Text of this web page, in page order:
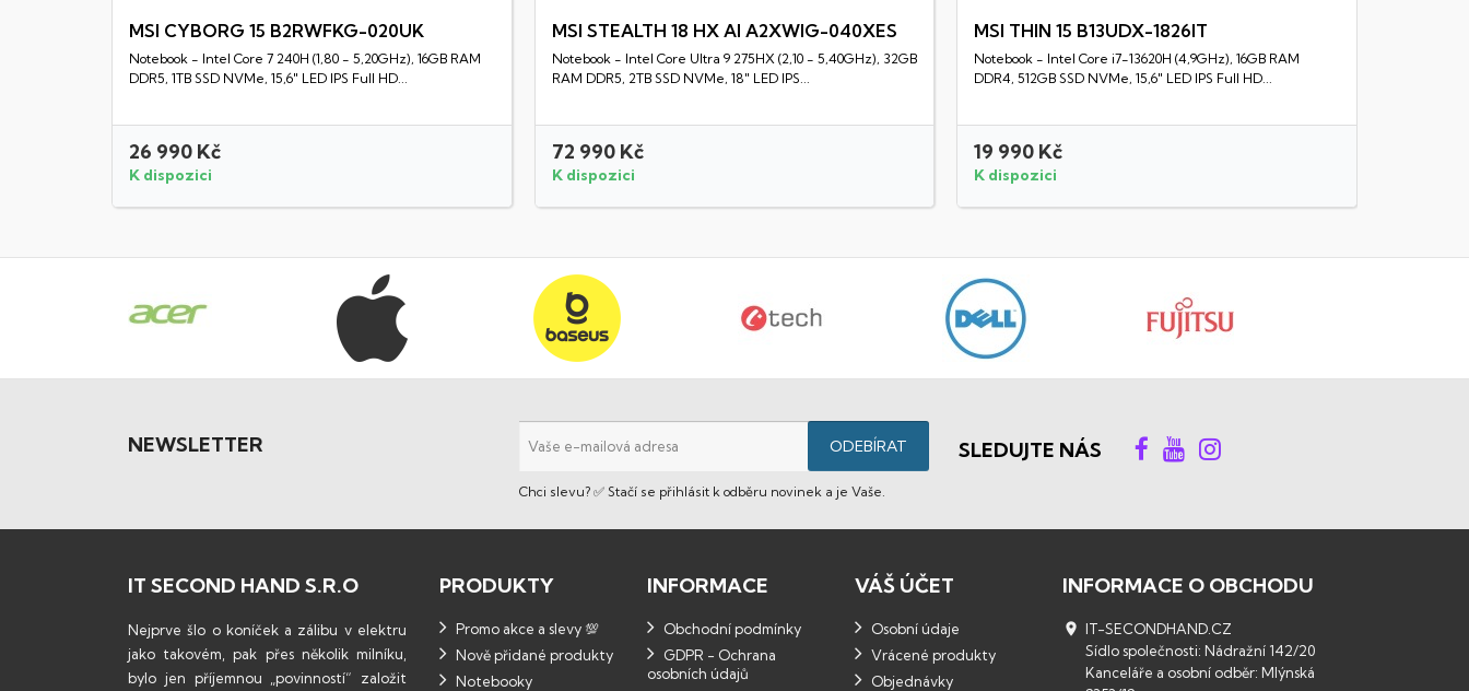
Rychlý náhled
MSI CYBORG 15 B2RWFKG-020UK
Notebook - Intel Core 7 240H (1,80 - 5,20GHz), 16GB RAM
DDR5, 1TB SSD NVMe, 15,6" LED IPS Full HD...
26 990 Kč
K dispozici
Rychlý náhled
MSI STEALTH 18 HX AI A2XWIG-040XES
Notebook - Intel Core Ultra 9 275HX (2,10 - 5,40GHz), 32GB
RAM DDR5, 2TB SSD NVMe, 18" LED IPS...
72 990 Kč
K dispozici
Rychlý náhled
MSI THIN 15 B13UDX-1826IT
Notebook - Intel Core i7-13620H (4,9GHz), 16GB RAM
DDR4, 512GB SSD NVMe, 15,6" LED IPS Full HD...
19 990 Kč
K dispozici
NEWSLETTER
Chci slevu? ✅ Stačí se přihlásit k odběru novinek a je Vaše.
SLEDUJTE NÁS
IT SECOND HAND S.R.O
Nejprve šlo o koníček a zálibu v elektru
jako takovém, pak přes několik milníku,
bylo jen příjemnou „povinností“ založit
PRODUKTY
Promo akce a slevy 💯
Nově přidané produkty
Notebooky
INFORMACE
Obchodní podmínky
GDPR - Ochrana
osobních údajů
VÁŠ ÚČET
Osobní údaje
Vrácené produkty
Objednávky
INFORMACE O OBCHODU
 IT-SECONDHAND.CZ
Sídlo společnosti: Nádražní 142/20
Kanceláře a osobní odběr: Mlýnská